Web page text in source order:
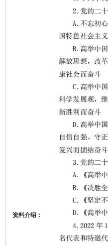
资料介绍：